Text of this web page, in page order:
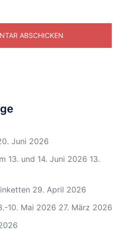
Juni 2026
13. und 14. Juni 2026 13.
29. April 2026
10. Mai 2026 27. März 2026